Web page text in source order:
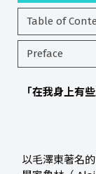
Table of
Preface
「在我身上有
以毛澤東著名